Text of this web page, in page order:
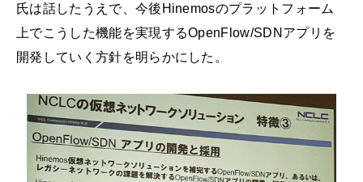
氏は話したうえで、今後Hinemosのプラットフォーム
上でこうした機能を実現するOpenFlow/SDNアプリを
開発していく方針を明らかにした。